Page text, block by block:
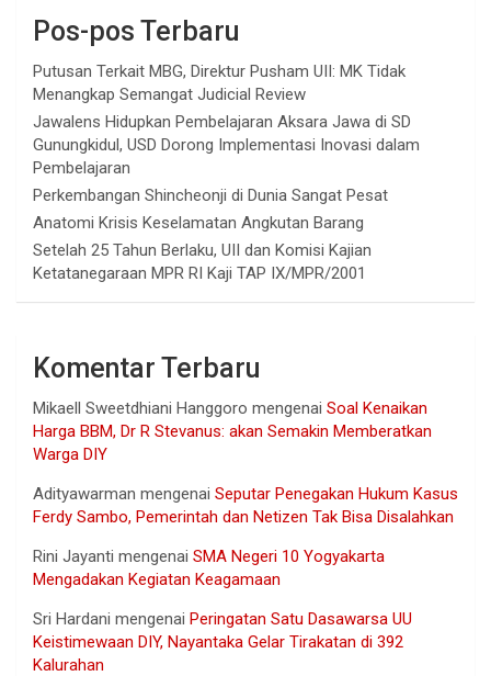
Pos-pos Terbaru
Putusan Terkait MBG, Direktur Pusham UII: MK Tidak
Menangkap Semangat Judicial Review
Jawalens Hidupkan Pembelajaran Aksara Jawa di SD
Gunungkidul, USD Dorong Implementasi Inovasi dalam
Pembelajaran
Perkembangan Shincheonji di Dunia Sangat Pesat
Anatomi Krisis Keselamatan Angkutan Barang
Setelah 25 Tahun Berlaku, UII dan Komisi Kajian
Ketatanegaraan MPR RI Kaji TAP IX/MPR/2001
Komentar Terbaru
Mikaell Sweetdhiani Hanggoro mengenai Soal Kenaikan
Harga BBM, Dr R Stevanus: akan Semakin Memberatkan
Warga DIY
Adityawarman mengenai Seputar Penegakan Hukum Kasus
Ferdy Sambo, Pemerintah dan Netizen Tak Bisa Disalahkan
Rini Jayanti mengenai SMA Negeri 10 Yogyakarta
Mengadakan Kegiatan Keagamaan
Sri Hardani mengenai Peringatan Satu Dasawarsa UU
Keistimewaan DIY, Nayantaka Gelar Tirakatan di 392
Kalurahan